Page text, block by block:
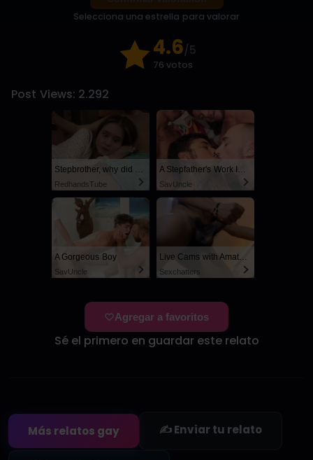
Selecciona una estrella para valorar
4.6/5
76 votos
Post Views: 2.292
Stepbrother, why did you show me your dick? Now I want to fuck you with my wet pussy
RedhandsTube
A Stepfather's Work Is Never Done
SayUncle
A Gorgeous Boy
SayUncle
Live Cams with Amateur Men
Sexchatters
Agregar a favoritos
Sé el primero en guardar este relato
Más relatos gay ✍️ Enviar tu relato